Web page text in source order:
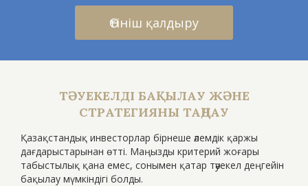
Өтініш қалдыру
ТӘУЕКЕЛДІ БАҚЫЛАУ ЖӘНЕ
СТРАТЕГИЯНЫ ТАҢДАУ
Қазақстандық инвесторлар бірнеше әлемдік қаржы
дағдарыстарынан өтті. Маңызды критерий жоғары
табыстылық қана емес, сонымен қатар тәуекел деңгейін
бақылау мүмкіндігі болды.